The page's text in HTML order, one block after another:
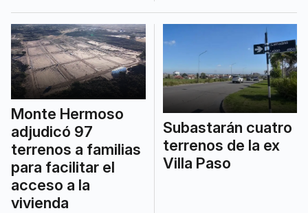
Monte Hermoso
adjudicó 97
terrenos a familias
para facilitar el
acceso a la
vivienda
Subastarán cuatro
terrenos de la ex
Villa Paso